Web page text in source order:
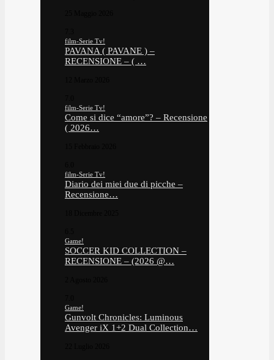
film-Serie Tv!
PAVANA ( PAVANE ) –
RECENSIONE – ( …
film-Serie Tv!
Come si dice “amore”? – Recensione
( 2026…
film-Serie Tv!
Diario dei miei due di picche –
Recensione…
Game!
SOCCER KID COLLECTION –
RECENSIONE – (2026 @…
Game!
Gunvolt Chronicles: Luminous
Avenger iX 1+2 Dual Collection…